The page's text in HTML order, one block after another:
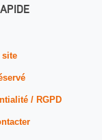
site
/ RGPD